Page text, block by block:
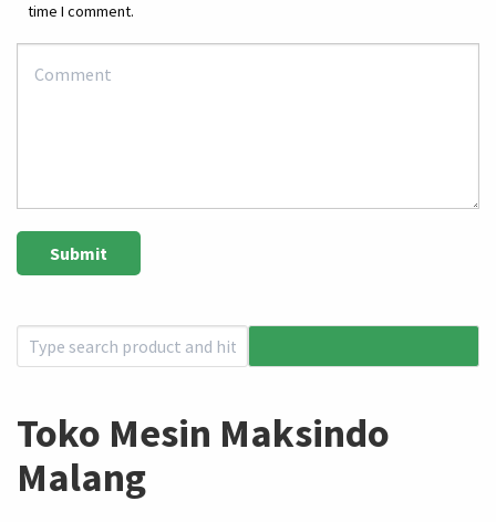
time I comment.
Toko Mesin Maksindo
Malang